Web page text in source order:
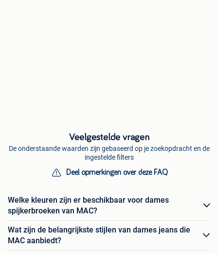
Veelgestelde vragen
De onderstaande waarden zijn gebaseerd op je zoekopdracht en de
ingestelde filters
Deel opmerkingen over deze FAQ
Welke kleuren zijn er beschikbaar voor dames
spijkerbroeken van MAC?
Wat zijn de belangrijkste stijlen van dames jeans die
MAC aanbiedt?